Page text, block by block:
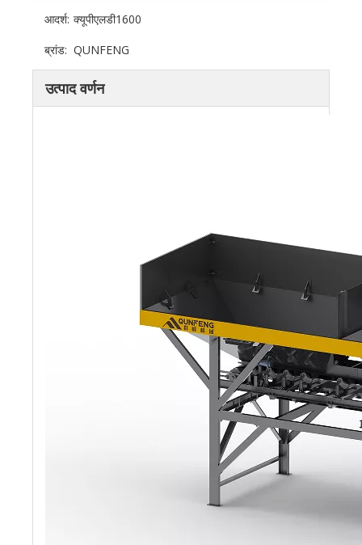
आदर्श: क्यूपीएलडी1600
ब्रांड: QUNFENG
उत्पाद वर्णन